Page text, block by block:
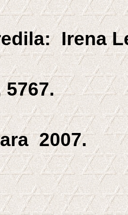
:Irena
5767.
a2007.